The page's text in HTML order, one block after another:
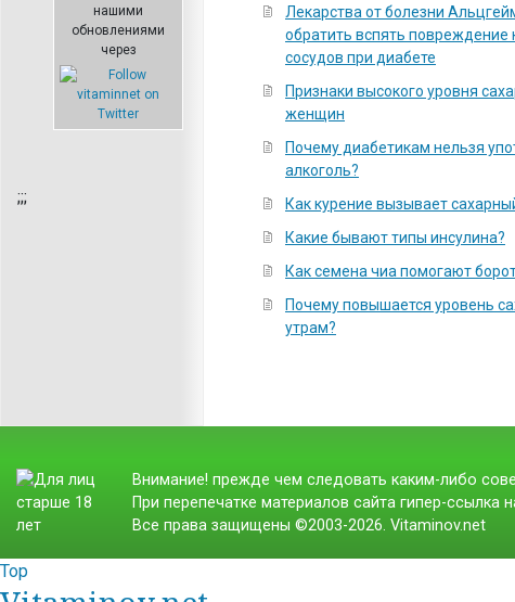
нашими
обновлениями
через
;;;
Лекарства от болезни
обратить вспять повреждение
сосудов при диабете
Признаки высокого уровня
женщин
Почему диабетикам нельзя
алкоголь?
Как курение вызывает
Какие бывают типы инсулина?
Как семена чиа помогают
Почему повышается уровень
утрам?
Внимание! прежде чем следовать каким-либо
При перепечатке материалов сайта гипер-ссылка
Все права защищены ©2003-2026. Vitaminov.net
Top